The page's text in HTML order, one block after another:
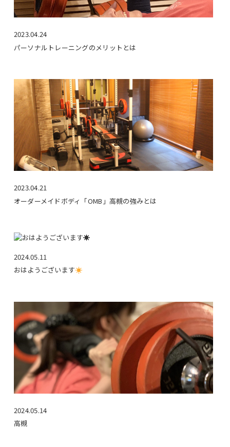
2023.04.24
パーソナルトレーニングのメリットとは
2023.04.21
オーダーメイドボディ「OMB」高槻の強みとは
2024.05.11
おはようございます
2024.05.14
高槻